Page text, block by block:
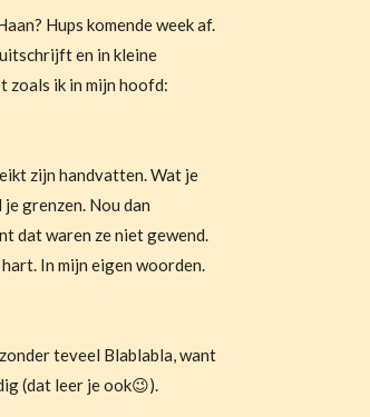
Hups komende week af.
en in kleine
zoals ik in mijn hoofd:
zijn handvatten. Wat je
grenzen. Nou dan
dat waren ze niet gewend.
In mijn eigen woorden.
teveel Blablabla, want
(dat leer je ook😉).